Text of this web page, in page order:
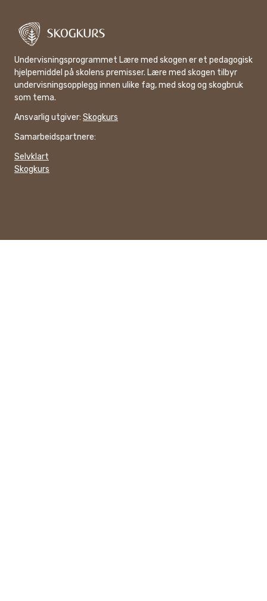
Undervisningsprogrammet Lære med skogen er et pedagogisk
hjelpemiddel på skolens premisser. Lære med skogen tilbyr
undervisningsopplegg innen ulike fag, med skog og skogbruk
som tema.
Ansvarlig utgiver: Skogkurs
Samarbeidspartnere:
Selvklart
Skogkurs